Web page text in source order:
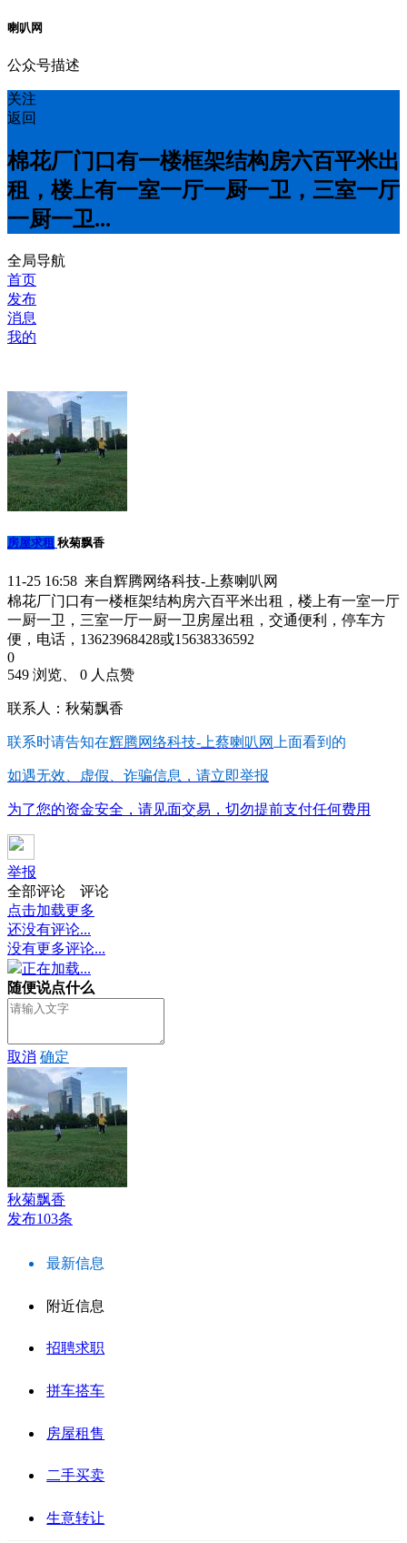
喇叭网
公众号描述
关注
返回
棉花厂门口有一楼框架结构房六百平米出
租，楼上有一室一厅一厨一卫，三室一厅
一厨一卫...
全局导航
首页
发布
消息
我的
房屋求租 秋菊飘香
11-25 16:58 来自辉腾网络科技-上蔡喇叭网
棉花厂门口有一楼框架结构房六百平米出租，楼上有一室一厅
一厨一卫，三室一厅一厨一卫房屋出租，交通便利，停车方
便，电话，13623968428或15638336592
0
549 浏览、 0 人点赞
联系人：秋菊飘香
联系时请告知在辉腾网络科技-上蔡喇叭网 上面看到的
如遇无效、虚假、诈骗信息，请立即举报
为了您的资金安全，请见面交易，切勿提前支付任何费用
举报
全部评论
评论
点击加载更多
还没有评论...
没有更多评论...
正在加载...
随便说点什么
取消 确定
秋菊飘香
发布103条
最新信息
附近信息
招聘求职
拼车搭车
房屋租售
二手买卖
生意转让